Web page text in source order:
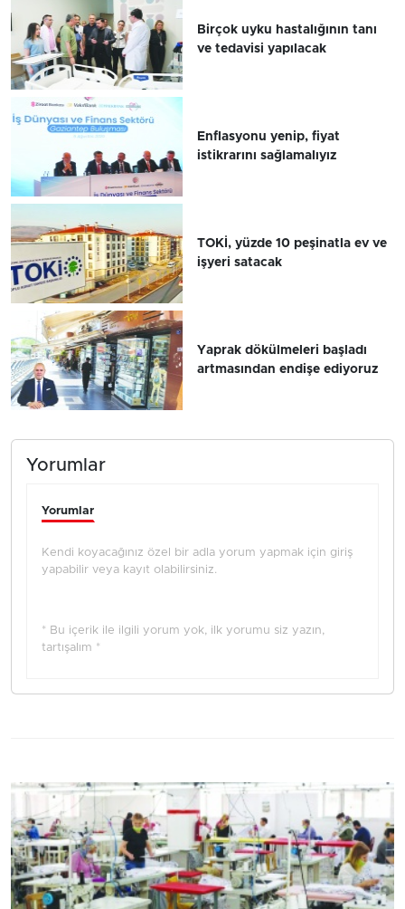
Birçok uyku hastalığının tanı
ve tedavisi yapılacak
Enflasyonu yenip, fiyat
istikrarını sağlamalıyız
TOKİ, yüzde 10 peşinatla ev ve
işyeri satacak
Yaprak dökülmeleri başladı
artmasından endişe ediyoruz
Yorumlar
Yorumlar
Kendi koyacağınız özel bir adla yorum yapmak için giriş
yapabilir veya kayıt olabilirsiniz.
* Bu içerik ile ilgili yorum yok, ilk yorumu siz yazın,
tartışalım *